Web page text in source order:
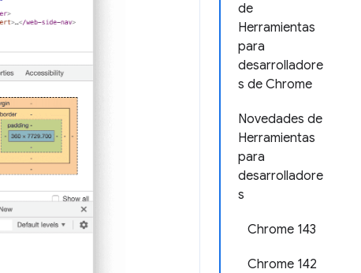
de
Herramientas
para
desarrolladore
s de Chrome
Novedades de
Herramientas
para
desarrolladore
s
Chrome 143
Chrome 142